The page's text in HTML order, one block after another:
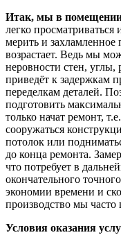
Итак, мы в
легко
мерить и
возрастает. Ведь мы
неровности стен, углы,
приведёт к задержкам
переделкам деталей.
подготовить
только начат ремонт,
сооружаться
потолок или
до конца ремонта.
что потребует в
окончательного
экономии времени и
производство мы часто
Условия оказания